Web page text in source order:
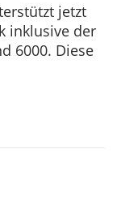
jetzt
inklusive der
6000. Diese